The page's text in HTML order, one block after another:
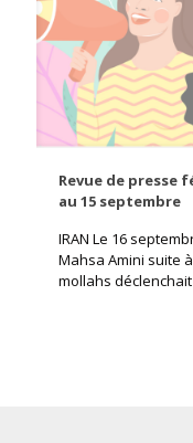
Revue de presse
au 15 septembre
IRAN Le 16
Mahsa Amini suite
mollahs